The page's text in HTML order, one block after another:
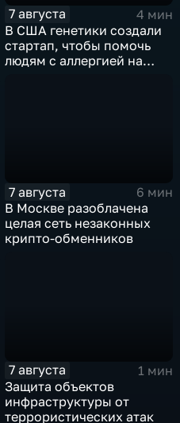
7 августа
4 мин
В США генетики создали
стартап, чтобы помочь
людям с аллергией на
7 августа
6 мин
В Москве разоблачена
целая сеть незаконных
крипто-обменников
7 августа
1 мин
Защита объектов
инфраструктуры от
террористических атак